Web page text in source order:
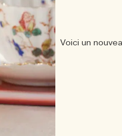
Voici un